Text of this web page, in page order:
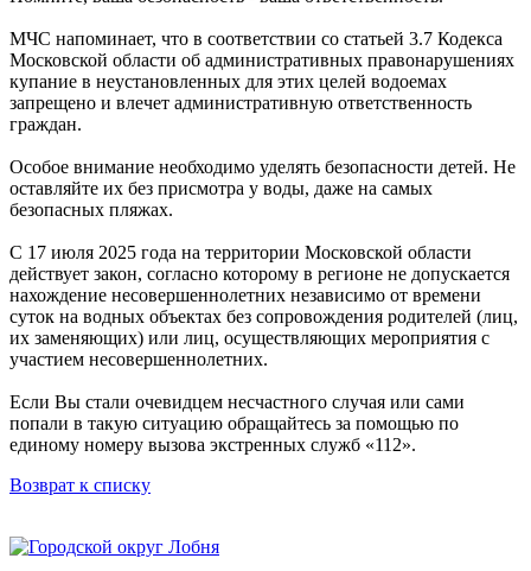
МЧС напоминает, что в соответствии со статьей 3.7 Кодекса
Московской области об административных правонарушениях
купание в неустановленных для этих целей водоемах
запрещено и влечет административную ответственность
граждан.
Особое внимание необходимо уделять безопасности детей. Не
оставляйте их без присмотра у воды, даже на самых
безопасных пляжах.
С 17 июля 2025 года на территории Московской области
действует закон, согласно которому в регионе не допускается
нахождение несовершеннолетних независимо от времени
суток на водных объектах без сопровождения родителей (лиц,
их заменяющих) или лиц, осуществляющих мероприятия с
участием несовершеннолетних.
Если Вы стали очевидцем несчастного случая или сами
попали в такую ситуацию обращайтесь за помощью по
единому номеру вызова экстренных служб «112».
Возврат к списку